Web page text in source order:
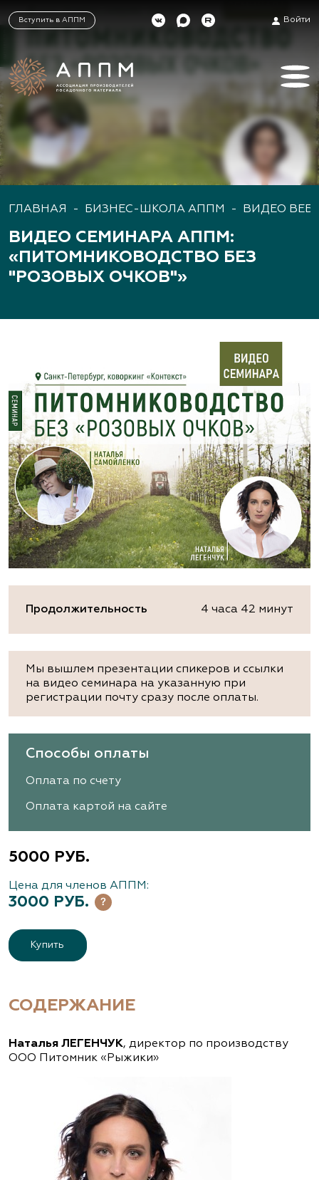
Вступить в АППМ Войти
ГЛАВНАЯ - БИЗНЕС-ШКОЛА АППМ - ВИДЕО
ВИДЕО СЕМИНАРА АППМ:
«ПИТОМНИКОВОДСТВО БЕЗ
"РОЗОВЫХ ОЧКОВ"»
Продолжительность 4 часа 42 минут
Мы вышлем презентации спикеров и ссылки
на видео семинара на указанную при
регистрации почту сразу после оплаты.
5000 РУБ.
Цена для членов АППМ:
3000 РУБ.
Купить
Способы оплаты
Оплата по счету
Оплата картой на сайте
СОДЕРЖАНИЕ
Наталья ЛЕГЕНЧУК, директор по производству
ООО Питомник «Рыжики»